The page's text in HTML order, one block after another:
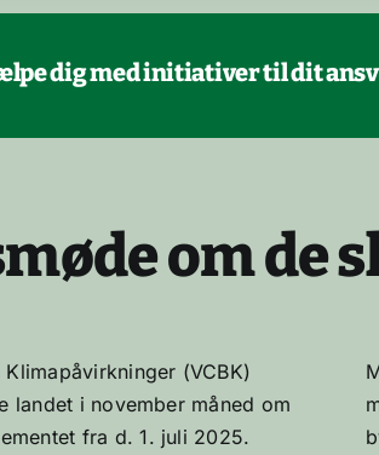
dig med initiativer til dit
om de
(VCBK)
landet i november måned om
fra d. 1. juli 2025.